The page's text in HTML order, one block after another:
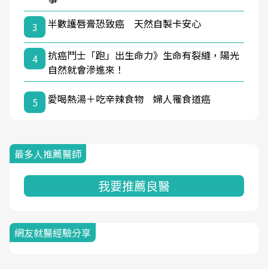
3
半數護唇膏恐致癌 天然自製卡安心
4
抗癌鬥士「跑」出生命力》生命有裂縫，陽光
自然就會滲進來！
5 愛喝熱湯＋吃辛辣食物 婦人罹食道癌
最多人推薦醫師
我要推薦良醫
網友就醫經驗分享